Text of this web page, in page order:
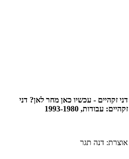
דני זקהיים - עכשיו כאן מחר לאן? דני
זקהיים: עבודות, 1993-1980
אוצרת: דנה תגר